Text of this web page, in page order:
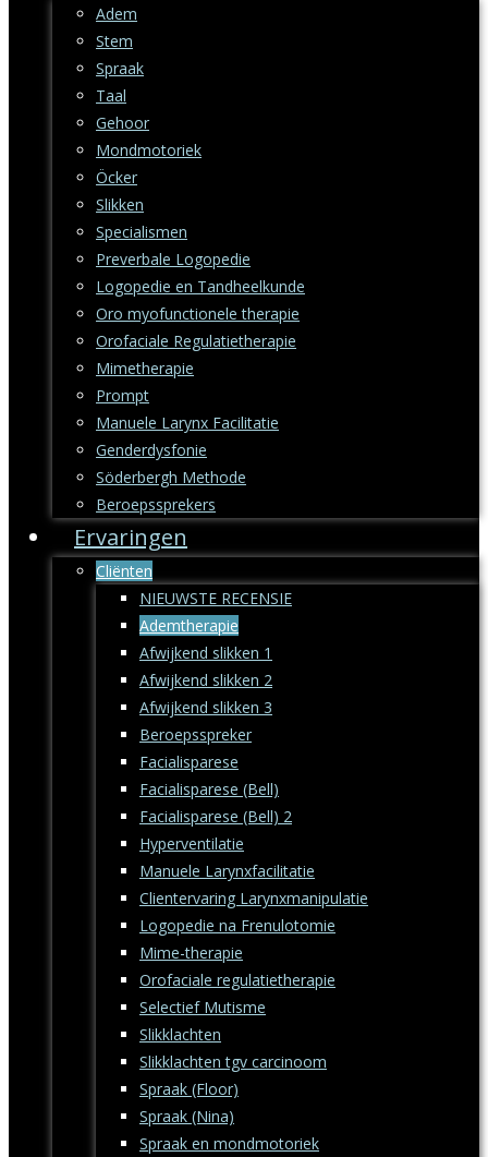
Adem
Stem
Spraak
Taal
Gehoor
Mondmotoriek
Öcker
Slikken
Specialismen
Preverbale Logopedie
Logopedie en Tandheelkunde
Oro myofunctionele therapie
Orofaciale Regulatietherapie
Mimetherapie
Prompt
Manuele Larynx Facilitatie
Genderdysfonie
Söderbergh Methode
Beroepssprekers
Ervaringen
Cliënten
NIEUWSTE RECENSIE
Ademtherapie
Afwijkend slikken 1
Afwijkend slikken 2
Afwijkend slikken 3
Beroepsspreker
Facialisparese
Facialisparese (Bell)
Facialisparese (Bell) 2
Hyperventilatie
Manuele Larynxfacilitatie
Clientervaring Larynxmanipulatie
Logopedie na Frenulotomie
Mime-therapie
Orofaciale regulatietherapie
Selectief Mutisme
Slikklachten
Slikklachten tgv carcinoom
Spraak (Floor)
Spraak (Nina)
Spraak en mondmotoriek